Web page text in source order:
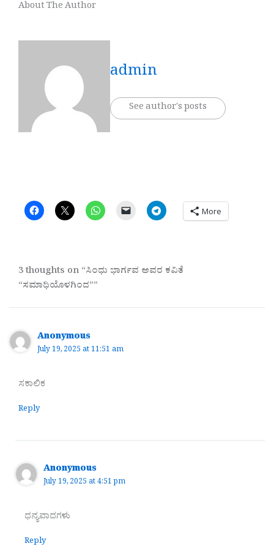
About The Author
admin
See author's posts
More
3 thoughts on “ಸಿಂಧು ಭಾರ್ಗವ ಅವರ ಕವಿತೆ
“ಸಮಾಧಿಯೊಳಗಿಂದ””
Anonymous
July 19, 2025 at 11:51 am
ಸಕಾಲಿಕ
Reply
Anonymous
July 19, 2025 at 4:51 pm
ಧನ್ಯವಾದಗಳು
Reply